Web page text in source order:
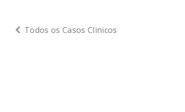
Todos os Casos Clinicos